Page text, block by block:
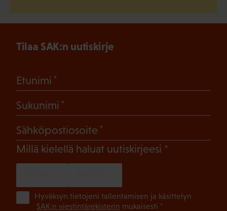
Tilaa SAK:n uutiskirje
Etunimi
Sukunimi
Sähköpostiosoite
Millä kielellä haluat uutiskirjeesi (Pakollinen)
Hyväksyn tietojeni tallentamisen ja käsittelyn
SAK:n viestintärekisterin mukaisesti *